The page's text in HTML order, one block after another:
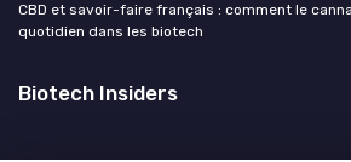
CBD et savoir-faire français : comment le
quotidien dans les biotech
Biotech Insiders